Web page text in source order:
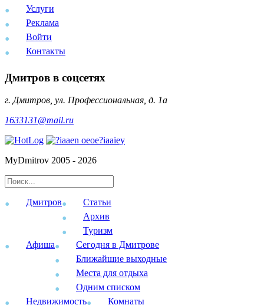
Услуги
Реклама
Войти
Контакты
Дмитров в соцсетях
г. Дмитров, ул. Профессиональная, д. 1а
1633131@mail.ru
MyDmitrov 2005 - 2026
Дмитров
Статьи
Архив
Туризм
Афиша
Сегодня в Дмитрове
Ближайшие выходные
Места для отдыха
Одним списком
Недвижимость
Комнаты